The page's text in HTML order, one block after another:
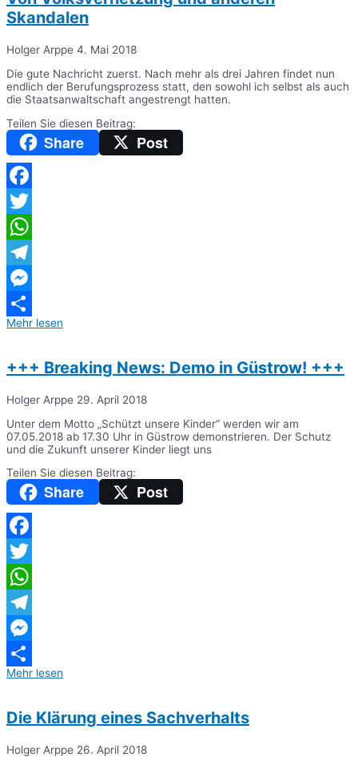
Skandalen
Holger Arppe 4. Mai 2018
Die gute Nachricht zuerst. Nach mehr als drei Jahren findet nun
endlich der Berufungsprozess statt, den sowohl ich selbst als auch
die Staatsanwaltschaft angestrengt hatten.
Teilen Sie diesen Beitrag:
Share Post
Facebook
Twitter
WhatsApp
Telegram
Messenger
Teilen
Mehr lesen
+++ Breaking News: Demo in Güstrow! +++
Holger Arppe 29. April 2018
Unter dem Motto „Schützt unsere Kinder“ werden wir am
07.05.2018 ab 17.30 Uhr in Güstrow demonstrieren. Der Schutz
und die Zukunft unserer Kinder liegt uns
Teilen Sie diesen Beitrag:
Share Post
Facebook
Twitter
WhatsApp
Telegram
Messenger
Teilen
Mehr lesen
Die Klärung eines Sachverhalts
Holger Arppe 26. April 2018